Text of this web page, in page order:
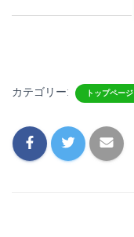
カテゴリー: トップページ